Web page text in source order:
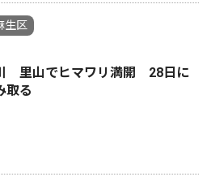
生区
里山でヒマワリ満開 28日に
取る